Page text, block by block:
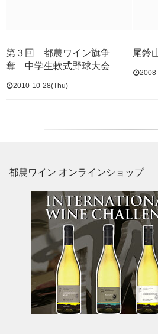
第３回 都農ワイン旗争
奪 中学生軟式野球大会
2010-10-28(Thu)
尾鈴
都農ワイン オンラインショップ